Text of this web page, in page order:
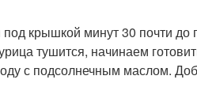
крышкой минут 30 почти до
тушится, начинаем
с подсолнечным маслом.